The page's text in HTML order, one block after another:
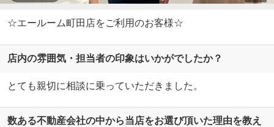
☆エールーム町田店をご利用のお客様☆
店内の雰囲気・担当者の印象はいかがでしたか？
とても親切に相談に乗っていただきました。
数ある不動産会社の中から当店をお選び頂いた理由を教え